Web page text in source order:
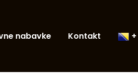
nabavke Kontakt